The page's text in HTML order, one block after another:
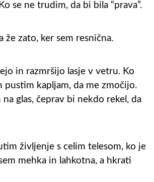
se ne trudim, da bi bila “prava”.
že zato, ker sem resnična.
in razmršijo lasje v vetru. Ko
pustim kapljam, da me zmočijo.
na glas, čeprav bi nekdo rekel, da
življenje s celim telesom, ko je
mehka in lahkotna, a hkrati